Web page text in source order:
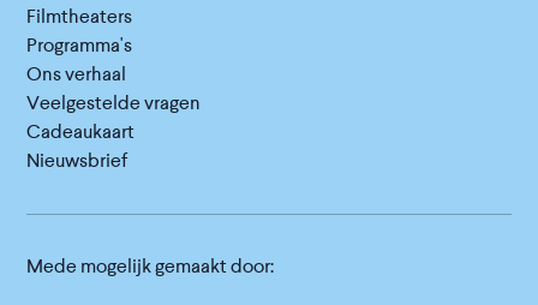
Filmtheaters
Programma's
Ons verhaal
Veelgestelde vragen
Cadeaukaart
Nieuwsbrief
Mede mogelijk gemaakt door: